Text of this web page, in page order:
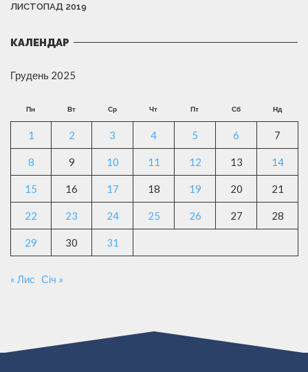
ЛИСТОПАД 2019
КАЛЕНДАР
Грудень 2025
Пн Вт Ср Чт Пт Сб Нд
1 2 3 4 5 6 7
8 9 10 11 12 13 14
15 16 17 18 19 20 21
22 23 24 25 26 27 28
29 30 31
« Лис Січ »